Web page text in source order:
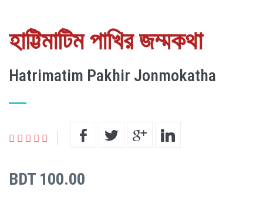
হাট্টিমাটিম পাখির জম্মকথা
Hatrimatim Pakhir Jonmokatha
BDT 100.00